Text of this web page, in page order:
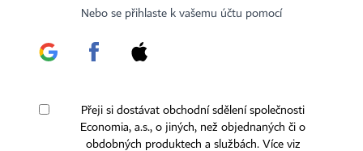
Certifikováno Sledujte nás
Nebo se přihlaste k vašemu účtu pomocí
Přeji si dostávat obchodní sdělení společnosti
Economia, a.s., o jiných, než objednaných či o
obdobných produktech a službách. Více viz